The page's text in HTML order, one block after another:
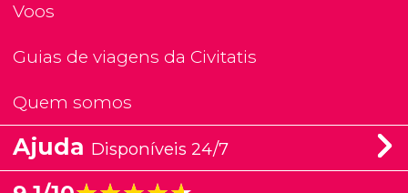
Voos
Guias de viagens da Civitatis
Quem somos
Ajuda Disponíveis 24/7